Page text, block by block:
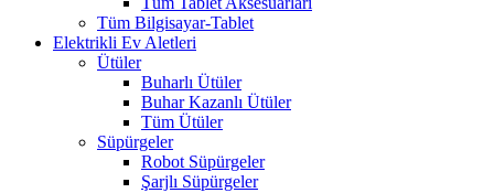
Tüm Bilgisayar-Tablet
Elektrikli Ev Aletleri
Ütüler
Buharlı Ütüler
Buhar Kazanlı Ütüler
Tüm Ütüler
Süpürgeler
Robot Süpürgeler
Şarjlı Süpürgeler